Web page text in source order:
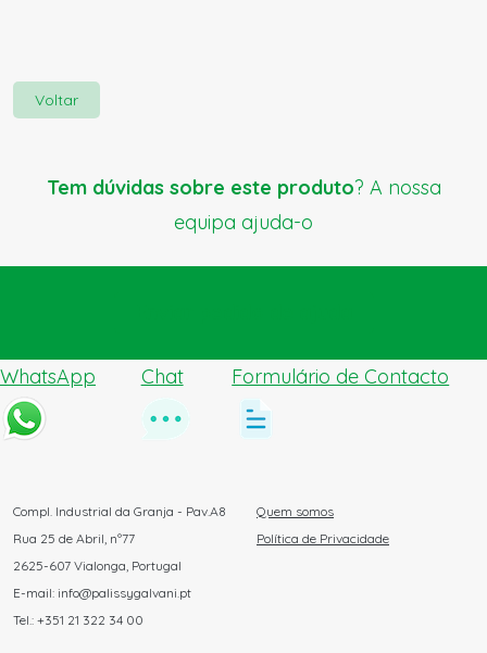
Voltar
Tem dúvidas sobre este produto? A nossa
equipa ajuda-o
WhatsApp Chat Formulário de Contacto
Compl. Industrial da Granja - Pav.A8
Rua 25 de Abril, nº77
2625-607 Vialonga, Portugal
E-mail: info@palissygalvani.pt
Tel.: +351 21 322 34 00
Quem somos
Política de Privacidade